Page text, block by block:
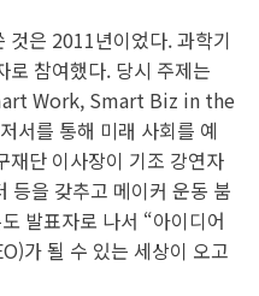
것은 2011년이었다. 과학기
로 참여했다. 당시 주제는
Work, Smart Biz in the
서를 통해 미래 사회를 예
재단 이사장이 기조 강연자
등을 갖추고 메이커 운동 붐
발표자로 나서 “아이디어
가 될 수 있는 세상이 오고